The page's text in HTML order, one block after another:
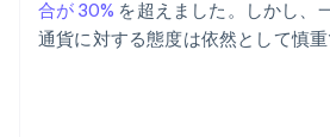
合が 30% を超えました。しかし、
通貨に対する態度は依然として慎重